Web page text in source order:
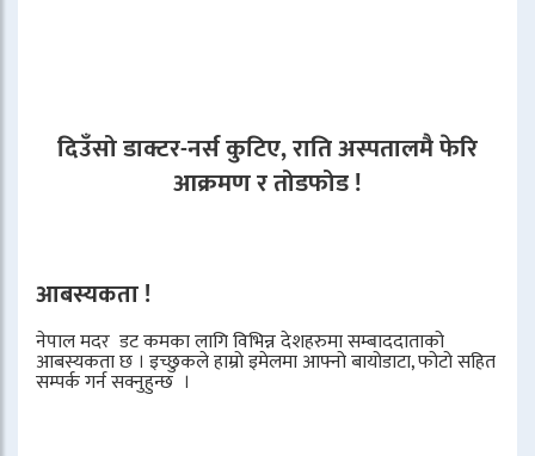
दिउँसो डाक्टर-नर्स कुटिए, राति अस्पतालमै फेरि
आक्रमण र तोडफोड !
आबस्यकता !
नेपाल मदर डट कमका लागि विभिन्न देशहरुमा सम्बाददाताको
आबस्यकता छ । इच्छुकले हाम्रो इमेलमा आफ्नो बायोडाटा, फोटो सहित
सम्पर्क गर्न सक्नुहुन्छ ।